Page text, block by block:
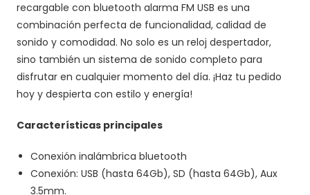
recargable con bluetooth alarma FM USB es una
combinación perfecta de funcionalidad, calidad de
sonido y comodidad. No solo es un reloj despertador,
sino también un sistema de sonido completo para
disfrutar en cualquier momento del día. ¡Haz tu pedido
hoy y despierta con estilo y energía!
Características principales
Conexión inalámbrica bluetooth
Conexión: USB (hasta 64Gb), SD (hasta 64Gb), Aux
3.5mm.